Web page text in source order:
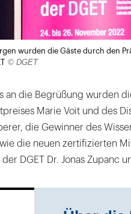
wurden die Gäste durch den
© DGET
an die Begrüßung wurden
Marie Voit und des
die Gewinner des
die neuen zertifizierten
DGET Dr. Jonas Zupanc